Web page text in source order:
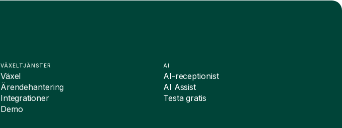
VÄXELTJÄNSTER
Växel
Ärendehantering
Integrationer
Demo
AI
AI-receptionist
AI Assist
Testa gratis